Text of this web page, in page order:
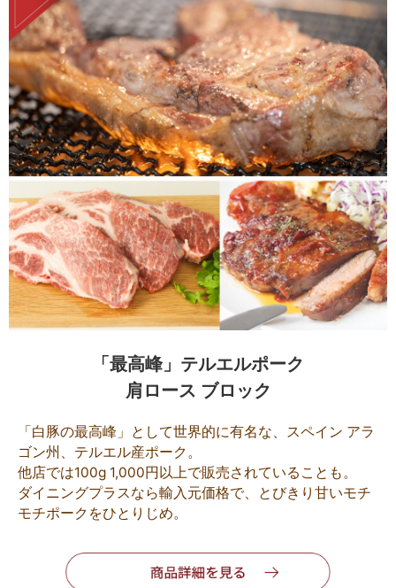
「最高峰」テルエルポーク
肩ロース ブロック
「白豚の最高峰」として世界的に有名な、スペイン アラ
ゴン州、テルエル産ポーク。
他店では100g 1,000円以上で販売されていることも。
ダイニングプラスなら輸入元価格で、とびきり甘いモチ
モチポークをひとりじめ。